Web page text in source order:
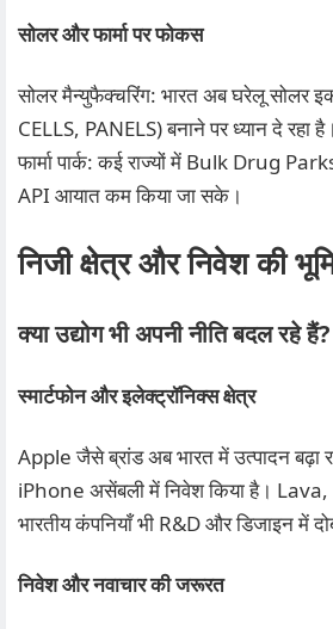
सोलर और फार्मा पर फोकस
सोलर मैन्युफैक्चरिंग: भारत अब घरेलू सोलर
CELLS, PANELS) बनाने पर ध्यान दे रहा है।
फार्मा पार्क: कई राज्यों में Bulk Drug
API आयात कम किया जा सके।
निजी क्षेत्र और निवेश की
क्या उद्योग भी अपनी नीति बदल रहे हैं?
स्मार्टफोन और इलेक्ट्रॉनिक्स क्षेत्र
Apple जैसे ब्रांड अब भारत में उत्पादन
iPhone असेंबली में निवेश किया है।
भारतीय कंपनियाँ भी R&D और डिजाइन में
निवेश और नवाचार की जरूरत